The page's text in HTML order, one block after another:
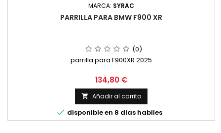
MARCA: SYRAC
PARRILLA PARA BMW F900 XR
(0)
parrilla para F900XR 2025
Precio
134,80 €
 Añadir al carrito
 disponible en 8 dias habiles